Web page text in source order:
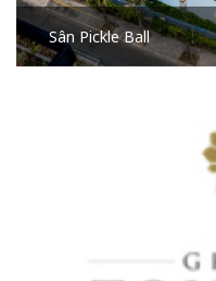
Sân Pickle Ball